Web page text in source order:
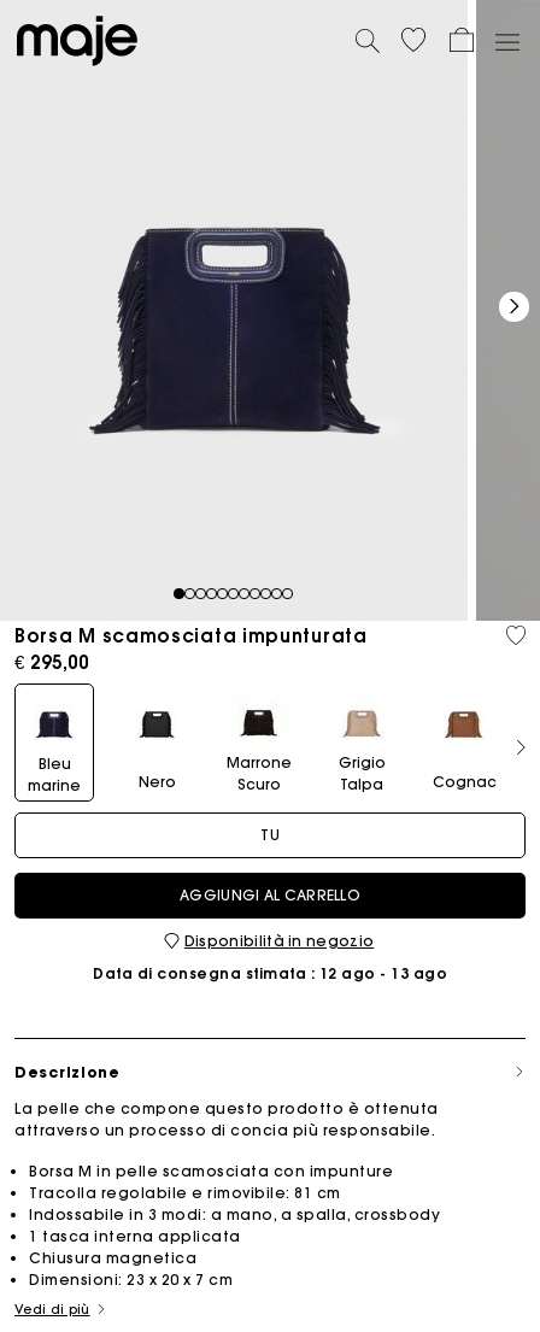
1234567891011
Borsa M scamosciata impunturata
€ 295,00
Bleu
marine
Nero
Marrone
Scuro
Grigio
Talpa
Cognac
TU
AGGIUNGI AL CARRELLO
Disponibilità in negozio
Data di consegna stimata : 12 ago - 13 ago
Descrizione
La pelle che compone questo prodotto è ottenuta
attraverso un processo di concia più responsabile.
Borsa M in pelle scamosciata con impunture
Tracolla regolabile e rimovibile: 81 cm
Indossabile in 3 modi: a mano, a spalla, crossbody
1 tasca interna applicata
Chiusura magnetica
Dimensioni: 23 x 20 x 7 cm
Vedi di più